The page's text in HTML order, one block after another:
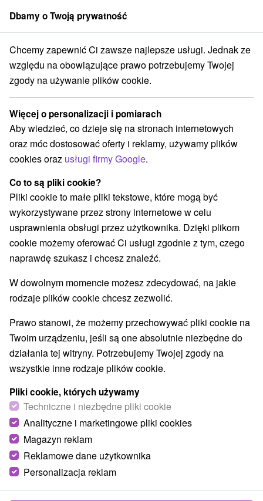
członek grupySorger
Urlop pełen zdrowia: Nieograniczony wellness i prezent w
Urlop pełen zdrowia:
Nieograniczony wellness i prezent
w postaci zabiegów medycznych
Hotel Alexandra ★Liptowski Jan Liptovský Ján
Wybierz datę
Przejdź do lokalizacji
doskonały·130 recenzji
Dbamy o Twoją prywatność
Chcemy zapewnić Ci zawsze najlepsze usługi. Jednak ze
względu na obowiązujące prawo potrzebujemy Twojej
zgody na używanie plików cookie.
Więcej o personalizacji i pomiarach
Aby wiedzieć, co dzieje się na stronach internetowych
oraz móc dostosować oferty i reklamy, używamy plików
cookies oraz usługi firmy Google.
Co to są pliki cookie?
Pliki cookie to małe pliki tekstowe, które mogą być
wykorzystywane przez strony internetowe w celu
usprawnienia obsługi przez użytkownika. Dzięki plikom
cookie możemy oferować Ci usługi zgodnie z tym, czego
naprawdę szukasz i chcesz znaleźć.
W dowolnym momencie możesz zdecydować, na jakie
rodzaje plików cookie chcesz zezwolić.
Prawo stanowi, że możemy przechowywać pliki cookie na
Twoim urządzeniu, jeśli są one absolutnie niezbędne do
działania tej witryny. Potrzebujemy Twojej zgody na
wszystkie inne rodzaje plików cookie.
Pliki cookie, których używamy
Techniczne i niezbędne pliki cookie
Analityczne i marketingowe pliki cookies
Magazyn reklam
Reklamowe dane użytkownika
Personalizacja reklam